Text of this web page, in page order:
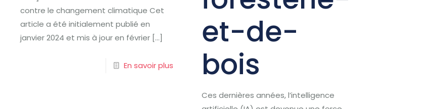
contre le changement climatique Cet
article a été initialement publié en
janvier 2024 et mis à jour en février […]
En savoir plus
et-de-
bois
Ces dernières années, l’intelligence